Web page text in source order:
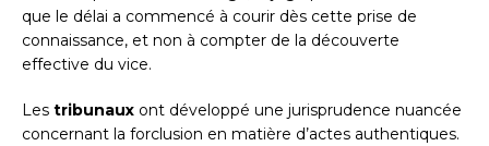
que le délai a commencé à courir dès cette prise de
connaissance, et non à compter de la découverte
effective du vice.
Les tribunaux ont développé une jurisprudence nuancée
concernant la forclusion en matière d’actes authentiques.